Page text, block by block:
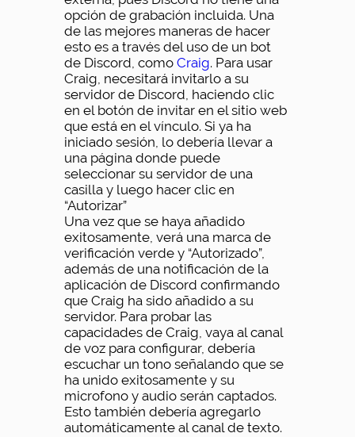
opción de grabación incluida. Una
de las mejores maneras de hacer
esto es a través del uso de un bot
de Discord, comoCraig. Para usar
Craig, necesitará invitarlo a su
servidor de Discord, haciendo clic
en el botón de invitar en el sitio web
que está en el vínculo. Si ya ha
iniciado sesión, lo debería llevar a
una página donde puede
seleccionar su servidor de una
casilla y luego hacer clic en
“Autorizar”
Una vez que se haya añadido
exitosamente, verá una marca de
verificación verde y “Autorizado”,
además de una notificación de la
aplicación de Discord confirmando
que Craig ha sido añadido a su
servidor. Para probar las
capacidades de Craig, vaya al canal
de voz para configurar, debería
escuchar un tono señalando que se
ha unido exitosamente y su
microfono y audio serán captados.
Esto también debería agregarlo
automáticamente al canal de texto.